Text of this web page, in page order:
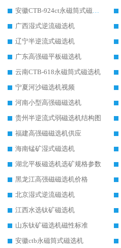
安徽CTB-924ct永磁筒式磁选机
广西湿式逆流磁选机
辽宁半逆流式磁选机
广东高强磁平板磁选机
云南CTB-618永磁筒式磁选机
宁夏河沙磁选机视频
河南小型高强磁磁选机
贵州半逆流式弱磁选机结构图
福建高强磁磁选机供应
海南锰矿湿式磁选机
湖北平板磁选机选矿规格参数
黑龙江高强磁磁选机价格
北京湿式逆流磁选机
江西水选钛矿磁选机
山东钛矿磁选机磁性标准
安徽ctb永磁筒式磁选机